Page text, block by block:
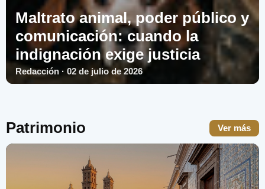
Maltrato animal, poder público y
comunicación: cuando la
indignación exige justicia
Redacción · 02 de julio de 2026
Patrimonio Ver más